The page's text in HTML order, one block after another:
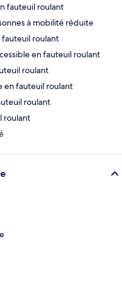
fauteuil roulant
à mobilité réduite
fauteuil roulant
en fauteuil roulant
roulant
en fauteuil roulant
roulant
roulant